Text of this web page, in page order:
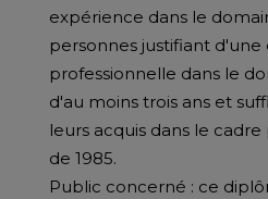
expérience dans le
personnes justifiant d'une
professionnelle dans le
d'au moins trois ans et
leurs acquis dans le
de 1985.
Public concerné : ce